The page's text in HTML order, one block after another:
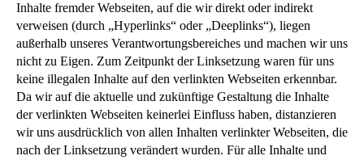
Inhalte fremder Webseiten, auf die wir direkt oder indirekt
verweisen (durch „Hyperlinks“ oder „Deeplinks“), liegen
außerhalb unseres Verantwortungsbereiches und machen wir uns
nicht zu Eigen. Zum Zeitpunkt der Linksetzung waren für uns
keine illegalen Inhalte auf den verlinkten Webseiten erkennbar.
Da wir auf die aktuelle und zukünftige Gestaltung die Inhalte
der verlinkten Webseiten keinerlei Einfluss haben, distanzieren
wir uns ausdrücklich von allen Inhalten verlinkter Webseiten, die
nach der Linksetzung verändert wurden. Für alle Inhalte und